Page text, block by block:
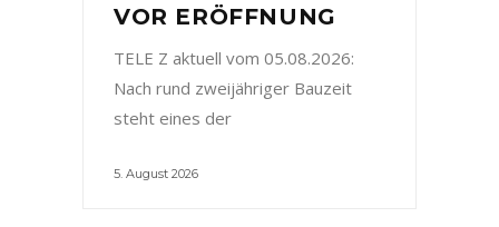
VOR ERÖFFNUNG
TELE Z aktuell vom 05.08.2026:
Nach rund zweijähriger Bauzeit
steht eines der
5. August 2026